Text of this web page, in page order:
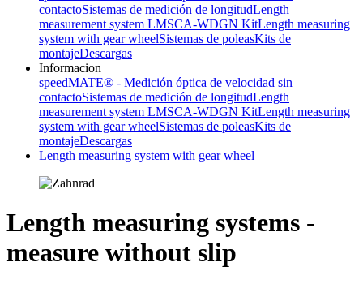
contactoSistemas de medición de longitudLength
measurement system LMSCA-WDGN KitLength measuring
system with gear wheelSistemas de poleasKits de
montajeDescargas
Informacion
speedMATE® - Medición óptica de velocidad sin
contactoSistemas de medición de longitudLength
measurement system LMSCA-WDGN KitLength measuring
system with gear wheelSistemas de poleasKits de
montajeDescargas
Length measuring system with gear wheel
Length measuring systems -
measure without slip